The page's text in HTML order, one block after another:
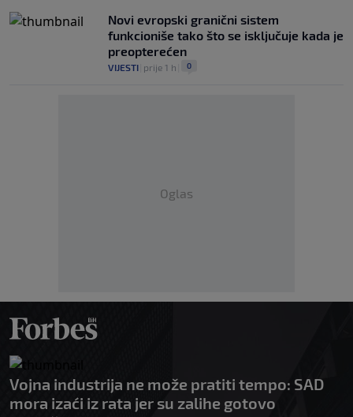
Novi evropski granični sistem
funkcioniše tako što se isključuje kada je
preopterećen
VIJESTI prije 1 h 0
Oglas
Vojna industrija ne može pratiti tempo: SAD
mora izaći iz rata jer su zalihe gotovo